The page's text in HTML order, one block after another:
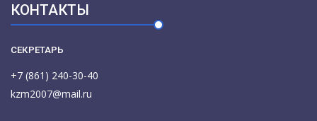
КОНТАКТЫ
СЕКРЕТАРЬ
+7 (861) 240-30-40
kzm2007@mail.ru